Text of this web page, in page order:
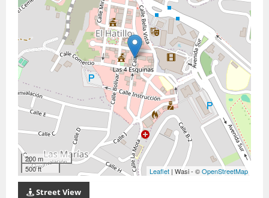
200 m
500 ft
Leaflet | Wasi - ©OpenStreetMap
Street View